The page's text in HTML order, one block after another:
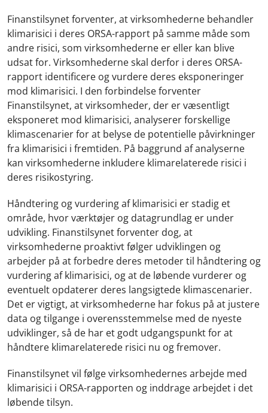
Finanstilsynet forventer, at virksomhederne behandler
klimarisici i deres ORSA-rapport på samme måde som
andre risici, som virksomhederne er eller kan blive
udsat for. Virksomhederne skal derfor i deres ORSA-
rapport identificere og vurdere deres eksponeringer
mod klimarisici. I den forbindelse forventer
Finanstilsynet, at virksomheder, der er væsentligt
eksponeret mod klimarisici, analyserer forskellige
klimascenarier for at belyse de potentielle påvirkninger
fra klimarisici i fremtiden. På baggrund af analyserne
kan virksomhederne inkludere klimarelaterede risici i
deres risikostyring.
Håndtering og vurdering af klimarisici er stadig et
område, hvor værktøjer og datagrundlag er under
udvikling. Finanstilsynet forventer dog, at
virksomhederne proaktivt følger udviklingen og
arbejder på at forbedre deres metoder til håndtering og
vurdering af klimarisici, og at de løbende vurderer og
eventuelt opdaterer deres langsigtede klimascenarier.
Det er vigtigt, at virksomhederne har fokus på at justere
data og tilgange i overensstemmelse med de nyeste
udviklinger, så de har et godt udgangspunkt for at
håndtere klimarelaterede risici nu og fremover.
Finanstilsynet vil følge virksomhedernes arbejde med
klimarisici i ORSA-rapporten og inddrage arbejdet i det
løbende tilsyn.